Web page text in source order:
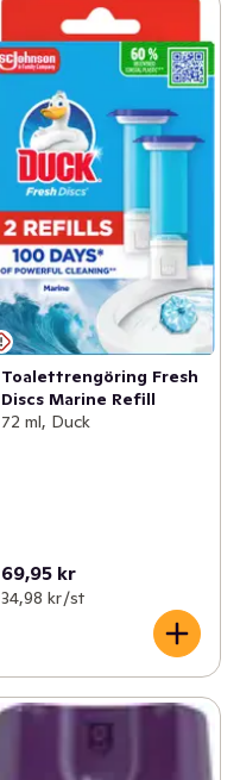
Toalettrengöring Fresh
Discs Marine Refill
72 ml, Duck
69,95 kr
34,98 kr /st